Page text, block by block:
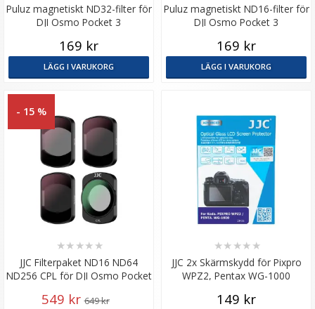
Puluz magnetiskt ND32-filter för
DJI Osmo Pocket 3
169 kr
LÄGG I VARUKORG
Puluz magnetiskt ND16-filter för
DJI Osmo Pocket 3
169 kr
LÄGG I VARUKORG
- 15 %
JJC Filterpaket ND16 ND64
ND256 CPL för DJI Osmo Pocket
★★ ★★ ★
549 kr 649 kr
JJC 2x Skärmskydd för Pixpro
WPZ2, Pentax WG-1000
★★ ★★ ★
149 kr